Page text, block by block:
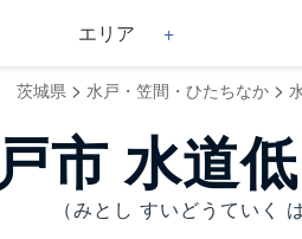
エリア
茨城県 > 水戸・笠間・ひたちなか >
市 水道
（みとし すいどうていく